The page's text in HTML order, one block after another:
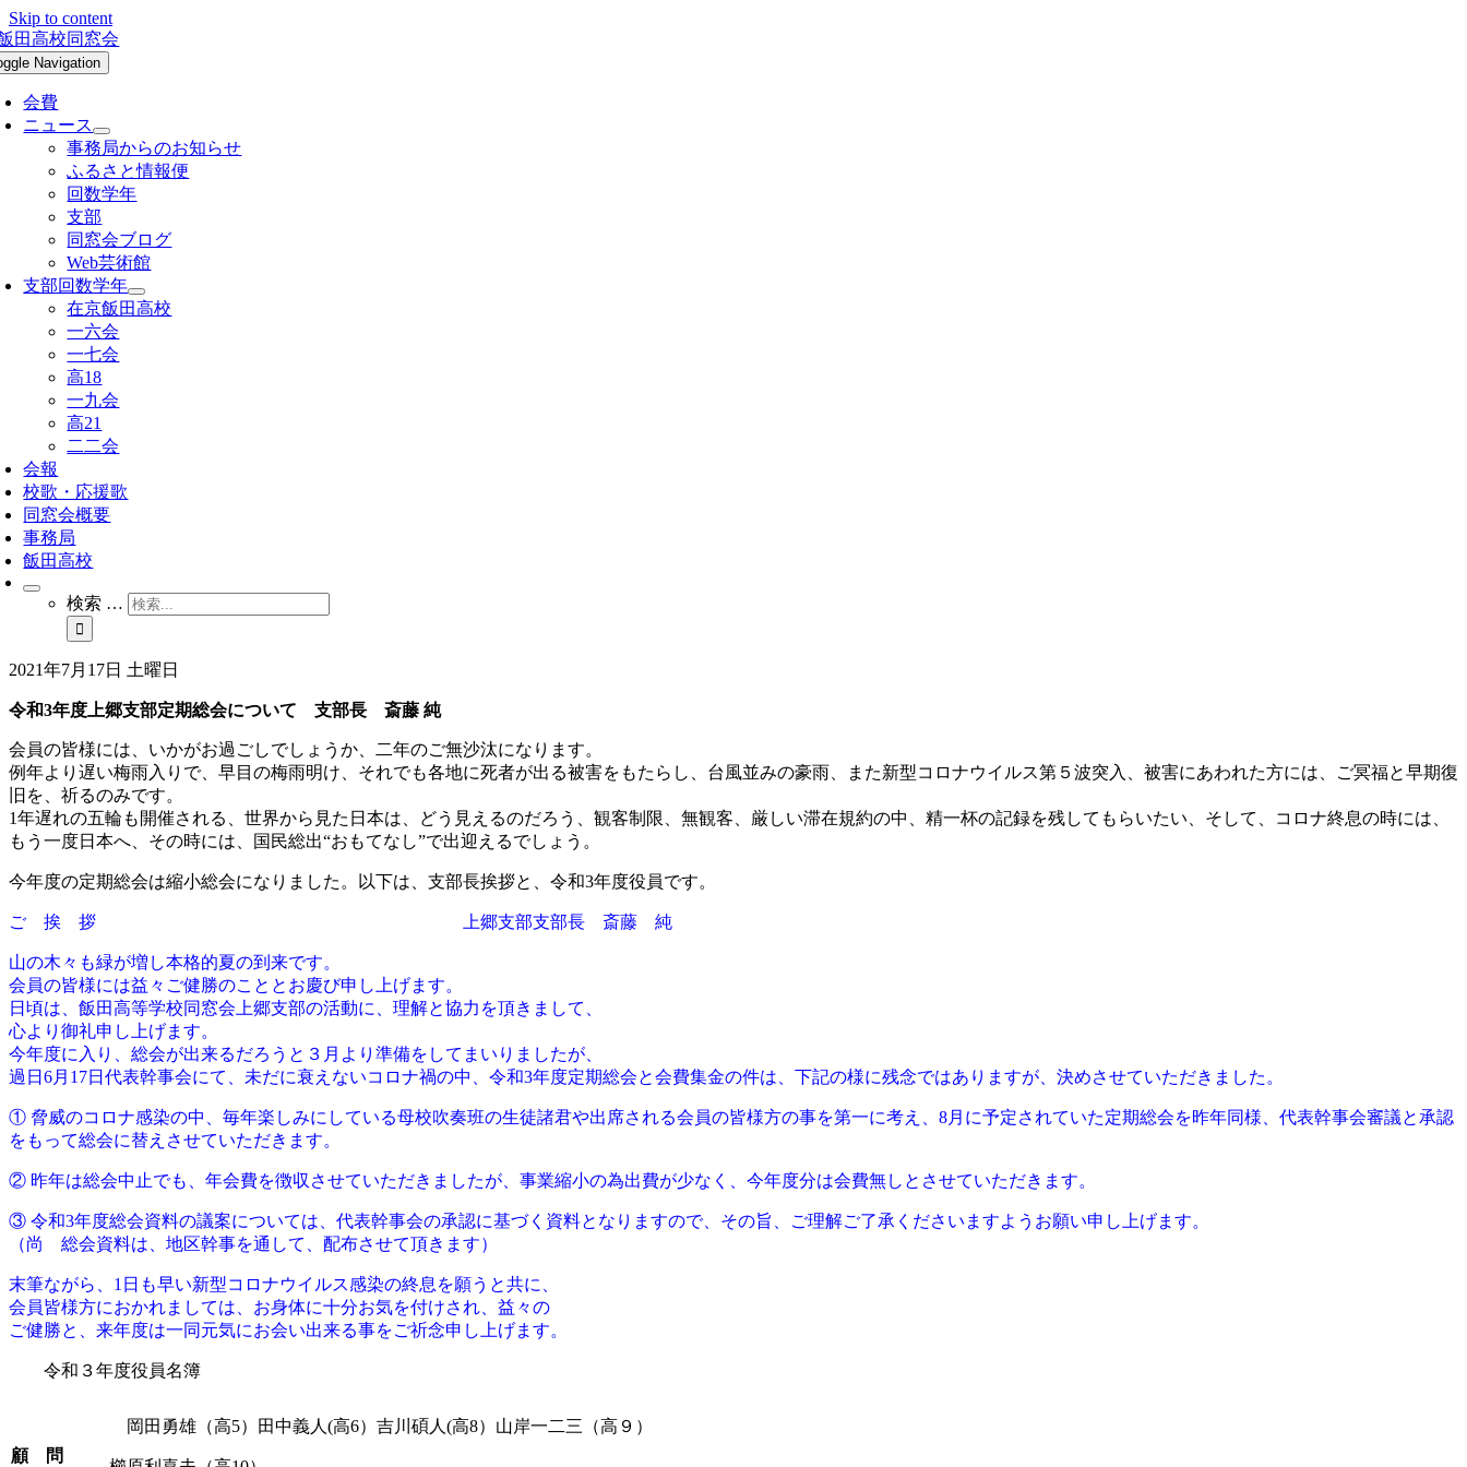
Skip to content
Navigation
会費
ニュース
事務局からのお知らせ
ふるさと情報便
回数学年
支部
同窓会ブログ
Web芸術館
支部回数学年
在京飯田高校
一六会
一七会
高18
一九会
高21
二二会
会報
校歌・応援歌
同窓会概要
事務局
飯田高校
検索 …
2021年7月17日 土曜日
令和3年度上郷支部定期総会について 支部長 斎藤 純
会員の皆様には、いかがお過ごしでしょうか、二年のご無沙汰になります。
例年より遅い梅雨入りで、早目の梅雨明け、それでも各地に死者が出る被害をもたらし、台風並みの豪雨、また新型コロナウイルス第５波突入、被害にあわれた方には、ご冥福と早期復
旧を、祈るのみです。
1年遅れの五輪も開催される、世界から見た日本は、どう見えるのだろう、観客制限、無観客、厳しい滞在規約の中、精一杯の記録を残してもらいたい、そして、コロナ終息の時には、
もう一度日本へ、その時には、国民総出“おもてなし”で出迎えるでしょう。
今年度の定期総会は縮小総会になりました。以下は、支部長挨拶と、令和3年度役員です。
ご 挨 拶 上郷支部支部長 斎藤 純
山の木々も緑が増し本格的夏の到来です。
会員の皆様には益々ご健勝のこととお慶び申し上げます。
日頃は、飯田高等学校同窓会上郷支部の活動に、理解と協力を頂きまして、
心より御礼申し上げます。
今年度に入り、総会が出来るだろうと３月より準備をしてまいりましたが、
過日6月17日代表幹事会にて、未だに衰えないコロナ禍の中、令和3年度定期総会と会費集金の件は、 下記の様に残念ではありますが、決めさせていただきました。
① 脅威のコロナ感染の中、毎年楽しみにしている母校吹奏班の生徒諸君や出席される会員の皆様方の事を第一に考え、 8月に予定されていた定期総会を昨年同様、代表幹事会審議と承認
をもって総会に替えさせていただきます。
② 昨年は総会中止でも、年会費を徴収させていただきましたが、事業縮小の為出費が少なく、 今年度分は会費無しとさせていただきます。
③ 令和3年度総会資料の議案については、代表幹事会の承認に基づく 資料となりますので、その旨、ご理解ご了承くださいますようお願い申し上げます。
（尚 総会資料は、地区幹事を通して、配布させて頂きます）
末筆ながら、1日も早い新型コロナウイルス感染の終息を願うと共に、
会員皆様方におかれましては、お身体に十分お気を付けされ、益々の
ご健勝と、来年度は一同元気にお会い出来る事をご祈念申し上げます。
令和３年度役員名簿
顧 問
岡田勇雄（高5）田中義人(高6）吉川碩人(高8）山岸一二三（高９）